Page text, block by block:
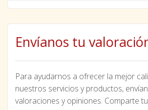
Envíanos tu
Para ayudarnos a ofrecer la mejor
nuestros servicios y productos,
valoraciones y opiniones. Comparte